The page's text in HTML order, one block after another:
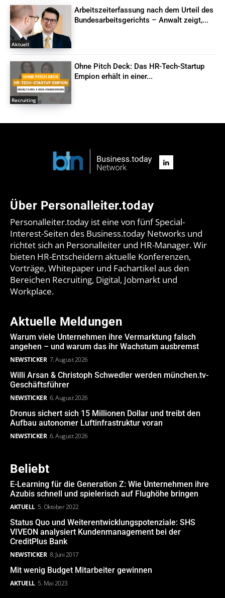
Aktuell
Arbeitszeiterfassung nach dem Urteil des
Bundesarbeitsgerichts – Anwalt zeigt,...
Recruiting
Ohne Pitch Deck: Das HR-Tech-Startup
Empion erhält in einer...
Über Personalleiter.today
Personalleiter.today ist eine von fünf Special-
Interest-Seiten des Business.today Networks und
richtet sich an Personalleiter und HR-Manager. Wir
bieten HR-Entscheidern aktuelle Konferenzen,
Vorträge, Whitepaper und Fachartikel aus den
Bereichen Recruiting, Digital, Jobmarkt und
Workplace.
Aktuelle Meldungen
Warum viele Unternehmen ihre Vermarktung falsch
angehen – und warum das ihr Wachstum ausbremst
NEWSTICKER 7. August 2026
Willi Arsan & Christoph Schwedler werden münchen.tv-
Geschäftsführer
NEWSTICKER 6. August 2026
Dronus sichert sich 15 Millionen Dollar und treibt den
Aufbau autonomer Luftinfrastruktur voran
NEWSTICKER 6. August 2026
Beliebt
E-Learning für die Generation Z: Wie Unternehmen ihre
Azubis schnell und spielerisch auf Flughöhe bringen
AKTUELL 5. Oktober 2022
Status Quo und Weiterentwicklungspotenziale: SHS
VIVEON analysiert Kundenmanagement bei der
CreditPlus Bank
NEWSTICKER 8. Juni 2017
Mit wenig Budget Mitarbeiter gewinnen
AKTUELL 5. Mai 2023